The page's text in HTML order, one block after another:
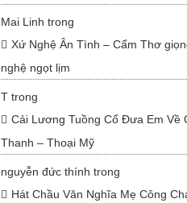
Mai Linh trong
Xứ Nghệ Ân Tình – Cẩm Thơ
nghệ ngọt lịm
Ttrong
Cải Lương Tuồng Cổ Đưa Em Về
Thanh – Thoại Mỹ
nguyễn đức thính trong
Hát Chầu Văn Nghĩa Mẹ Công